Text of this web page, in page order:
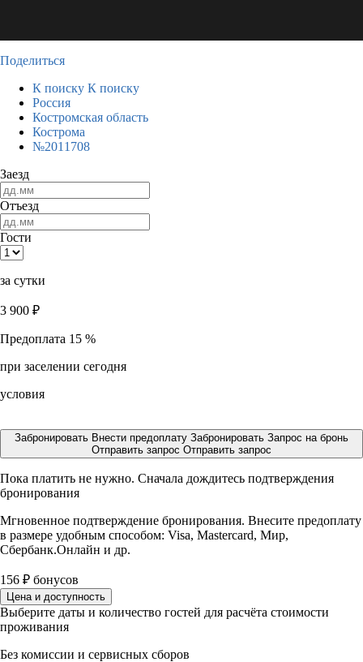
Поделиться
К поиску К поиску
Россия
Костромская область
Кострома
№2011708
Заезд
Отъезд
Гости
за сутки
3 900 ₽
Предоплата 15 %
при заселении сегодня
условия
Забронировать Внести предоплату Забронировать Запрос на бронь
Отправить запрос Отправить запрос
Пока платить не нужно. Сначала дождитесь подтверждения
бронирования
Мгновенное подтверждение бронирования. Внесите предоплату
в размере удобным способом: Visa, Mastercard, Мир,
Сбербанк.Онлайн и др.
156 ₽ бонусов
Цена и доступность
Выберите даты и количество гостей для расчёта стоимости
проживания
Без комиссии и сервисных сборов